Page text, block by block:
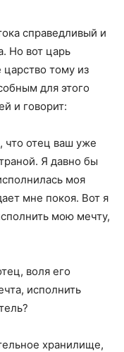
справедливый и
Но вот царь
тому из
для этого
и говорит:
что отец ваш уже
Я давно бы
моя
мне покоя. Вот я
мою мечту,
воля его
исполнить
хранилище,